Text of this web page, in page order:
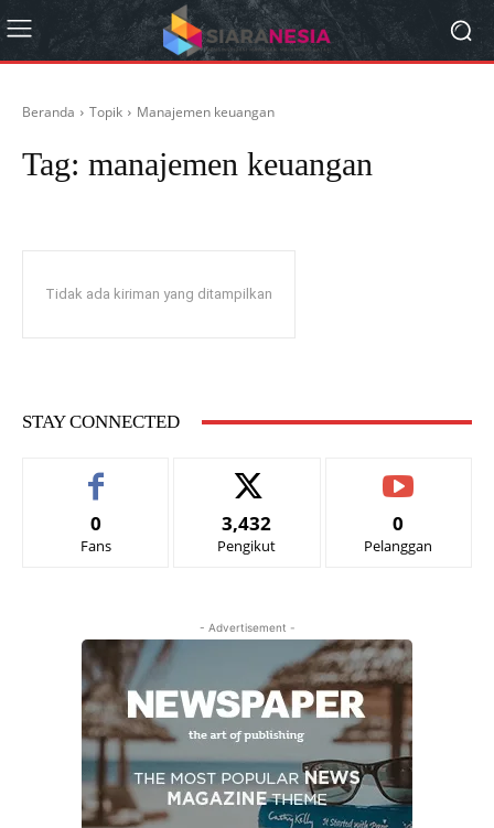
Beranda Topik Manajemen keuangan
Tag: manajemen keuangan
Tidak ada kiriman yang ditampilkan
STAY CONNECTED
0
Fans
3,432
Pengikut
0
Pelanggan
- Advertisement -